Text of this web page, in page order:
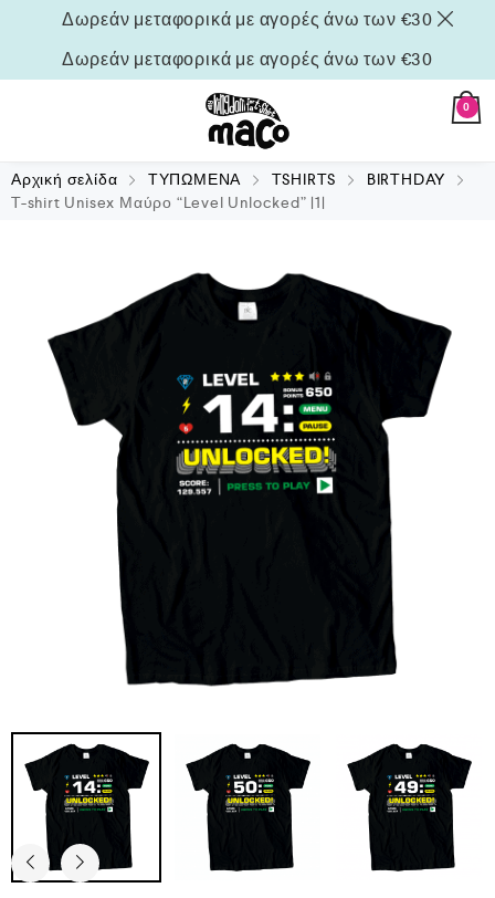
Δωρεάν μεταφορικά με αγορές άνω των €30
Δωρεάν μεταφορικά με αγορές άνω των €30
0
Αρχική σελίδα ΤΥΠΩΜΕΝΑ TSHIRTS
BIRTHDAY
T-shirt Unisex Μαύρο “Level Unlocked” |1|